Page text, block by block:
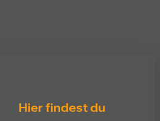
Hier findest du